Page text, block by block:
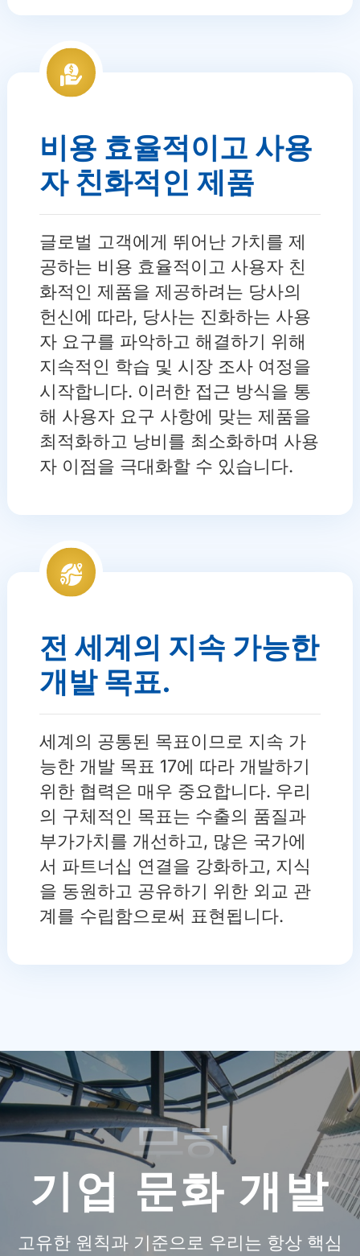
비용 효율적이고 사용
자 친화적인 제품
글로벌 고객에게 뛰어난 가치를 제
공하는 비용 효율적이고 사용자 친
화적인 제품을 제공하려는 당사의
헌신에 따라, 당사는 진화하는 사용
자 요구를 파악하고 해결하기 위해
지속적인 학습 및 시장 조사 여정을
시작합니다. 이러한 접근 방식을 통
해 사용자 요구 사항에 맞는 제품을
최적화하고 낭비를 최소화하며 사용
자 이점을 극대화할 수 있습니다.
전 세계의 지속 가능한
개발 목표.
세계의 공통된 목표이므로 지속 가
능한 개발 목표 17에 따라 개발하기
위한 협력은 매우 중요합니다. 우리
의 구체적인 목표는 수출의 품질과
부가가치를 개선하고, 많은 국가에
서 파트너십 연결을 강화하고, 지식
을 동원하고 공유하기 위한 외교 관
계를 수립함으로써 표현됩니다.
문화
기업 문화 개발
고유한 원칙과 기준으로 우리는 항상 핵심